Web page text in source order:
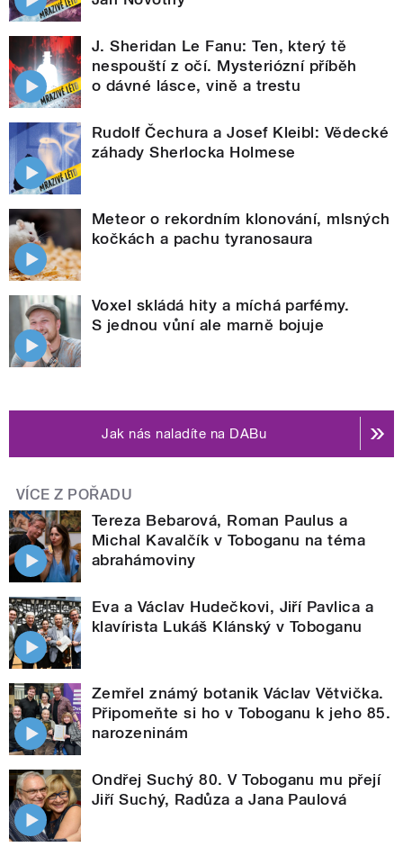
J. Sheridan Le Fanu: Ten, který tě
nespouští z očí. Mysteriózní příběh
o dávné lásce, vině a trestu
Rudolf Čechura a Josef Kleibl: Vědecké
záhady Sherlocka Holmese
Meteor o rekordním klonování, mlsných
kočkách a pachu tyranosaura
Voxel skládá hity a míchá parfémy.
S jednou vůní ale marně bojuje
Jak nás naladíte na DABu
VÍCE Z POŘADU
Tereza Bebarová, Roman Paulus a
Michal Kavalčík v Toboganu na téma
abrahámoviny
Eva a Václav Hudečkovi, Jiří Pavlica a
klavírista Lukáš Klánský v Toboganu
Zemřel známý botanik Václav Větvička.
Připomeňte si ho v Toboganu k jeho 85.
narozeninám
Ondřej Suchý 80. V Toboganu mu přejí
Jiří Suchý, Radůza a Jana Paulová